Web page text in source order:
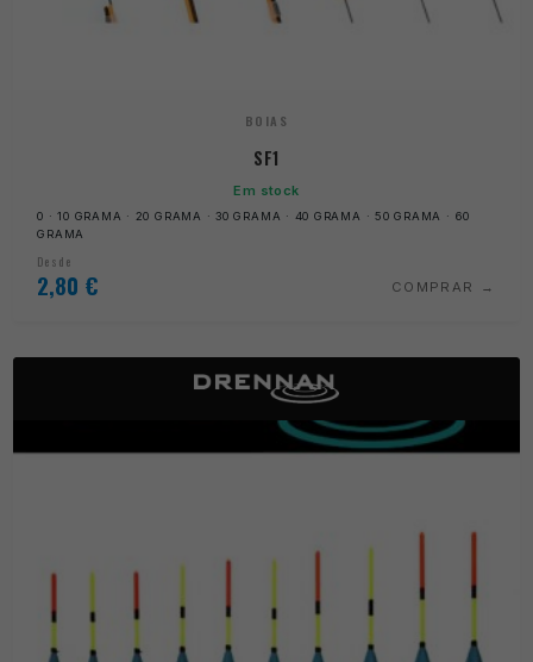
BOIAS
SF1
Em stock
0 · 10 GRAMA · 20 GRAMA · 30 GRAMA · 40 GRAMA · 50 GRAMA · 60
GRAMA
Desde
2,80 € COMPRAR